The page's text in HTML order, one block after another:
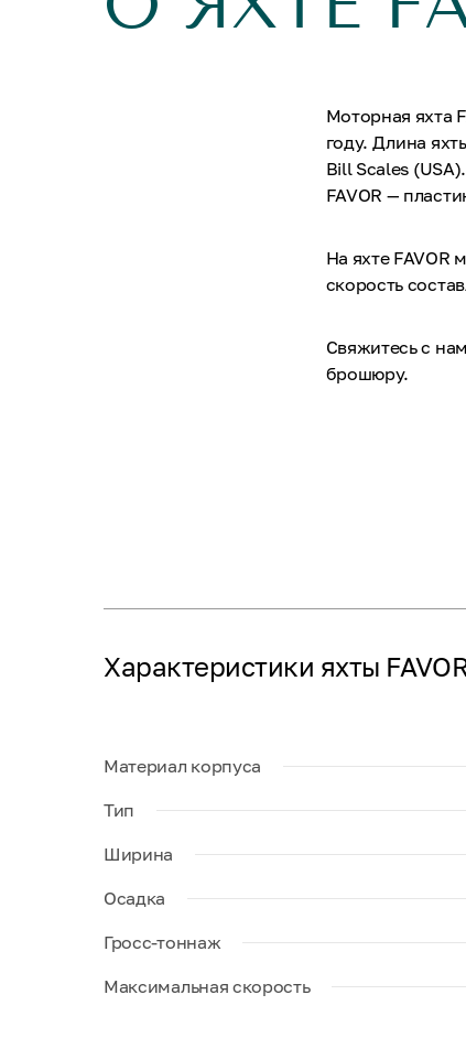
Моторная яхта
году. Длина
Bill Scales
FAVOR —
На яхте FAVOR
скорость
Свяжитесь с
брошюру.
Характеристики яхты
Материал корпуса
Тип
Ширина
Осадка
Гросс-тоннаж
Максимальная скорость